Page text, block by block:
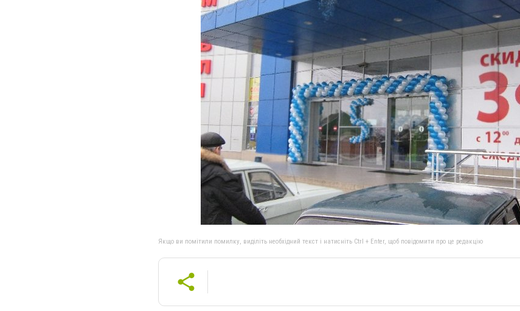
Якщо ви помітили помилку, виділіть необхідний текст і натисніть Ctrl + Enter, щоб повідомити про це редакцію